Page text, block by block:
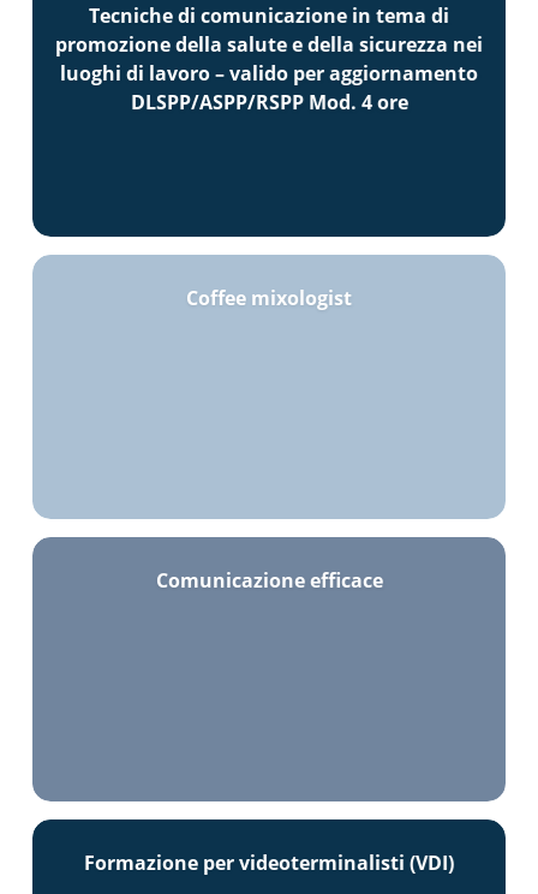
Tecniche di comunicazione in tema di
promozione della salute e della sicurezza nei
luoghi di lavoro – valido per aggiornamento
DLSPP/ASPP/RSPP Mod. 4 ore
Coffee mixologist
Comunicazione efficace
Formazione per videoterminalisti (VDI)